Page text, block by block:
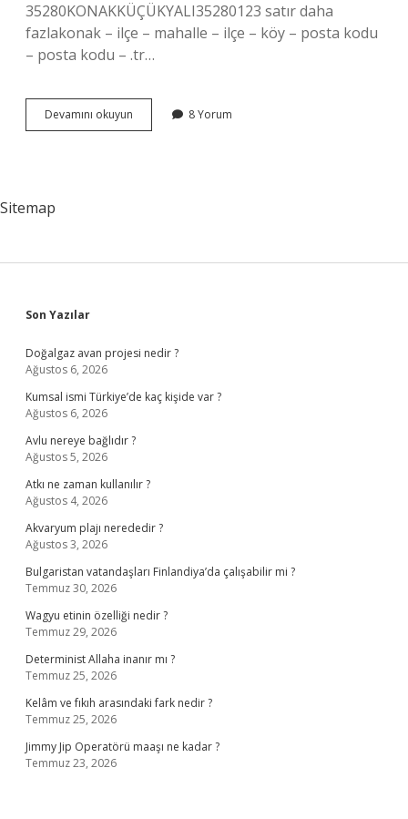
35280KONAKKÜÇÜKYALI35280123 satır daha
fazlakonak – ilçe – mahalle – ilçe – köy – posta kodu
– posta kodu – .tr…
Devamını okuyun
Çınarlı
8 Yorum
Sitemap
Sidebar
Son Yazılar
Doğalgaz avan projesi nedir ?
Ağustos 6, 2026
Kumsal ismi Türkiye’de kaç kişide var ?
Ağustos 6, 2026
Avlu nereye bağlıdır ?
Ağustos 5, 2026
Atkı ne zaman kullanılır ?
Ağustos 4, 2026
Akvaryum plajı nerededir ?
Ağustos 3, 2026
Bulgaristan vatandaşları Finlandiya’da çalışabilir mi ?
Temmuz 30, 2026
Wagyu etinin özelliği nedir ?
Temmuz 29, 2026
Determinist Allaha inanır mı ?
Temmuz 25, 2026
Kelâm ve fıkıh arasındaki fark nedir ?
Temmuz 25, 2026
Jimmy Jip Operatörü maaşı ne kadar ?
Temmuz 23, 2026